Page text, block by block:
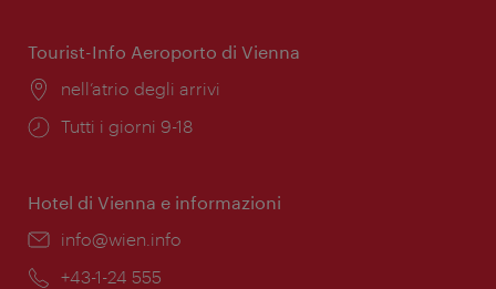
Tourist-Info Aeroporto di Vienna
Posizione:
nell’atrio degli arrivi
Orari
Tutti i giorni 9-18
Hotel di Vienna e informazioni
Email:
info@wien.info
Telefono:
+43-1-24 555